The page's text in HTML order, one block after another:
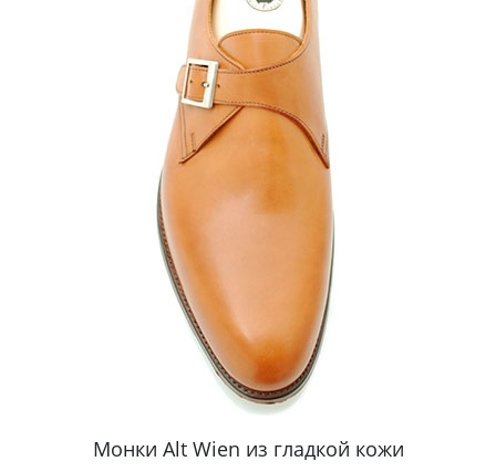
Монки Alt Wien из гладкой кожи